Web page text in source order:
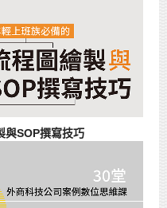
與SOP撰寫技巧